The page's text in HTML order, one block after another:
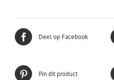
Deel op Facebook
Pin dit product